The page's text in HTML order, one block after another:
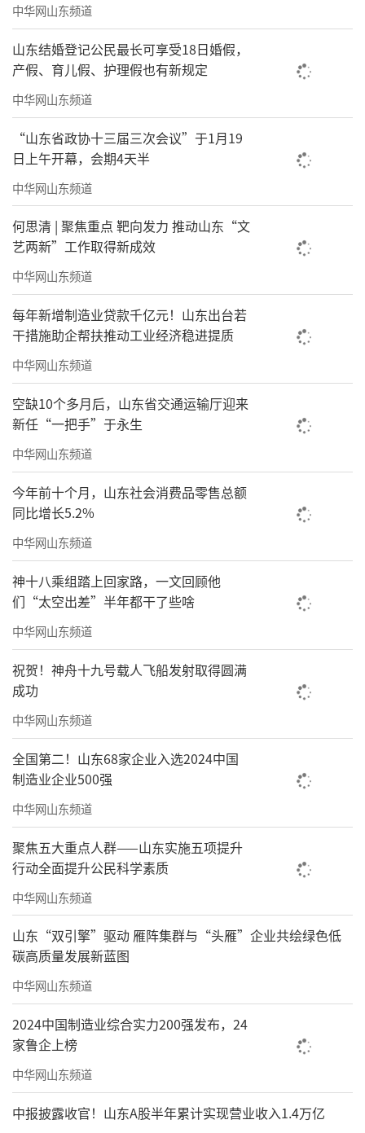
中华网山东频道
山东结婚登记公民最长可享受18日婚假，
产假、育儿假、护理假也有新规定
中华网山东频道
“山东省政协十三届三次会议”于1月19
日上午开幕，会期4天半
中华网山东频道
何思清 | 聚焦重点 靶向发力 推动山东“文
艺两新”工作取得新成效
中华网山东频道
每年新增制造业贷款千亿元！山东出台若
干措施助企帮扶推动工业经济稳进提质
中华网山东频道
空缺10个多月后，山东省交通运输厅迎来
新任“一把手”于永生
中华网山东频道
今年前十个月，山东社会消费品零售总额
同比增长5.2%
中华网山东频道
神十八乘组踏上回家路，一文回顾他
们“太空出差”半年都干了些啥
中华网山东频道
祝贺！神舟十九号载人飞船发射取得圆满
成功
中华网山东频道
全国第二！山东68家企业入选2024中国
制造业企业500强
中华网山东频道
聚焦五大重点人群——山东实施五项提升
行动全面提升公民科学素质
中华网山东频道
山东“双引擎”驱动 雁阵集群与“头雁”企业共绘绿色低
碳高质量发展新蓝图
中华网山东频道
2024中国制造业综合实力200强发布，24
家鲁企上榜
中华网山东频道
中报披露收官！山东A股半年累计实现营业收入1.4万亿